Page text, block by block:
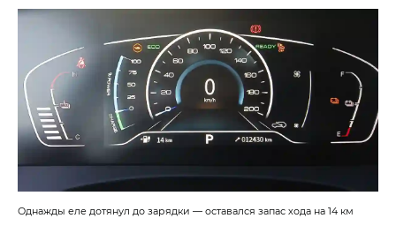
Однажды еле дотянул до зарядки — оставался запас хода на 14 км